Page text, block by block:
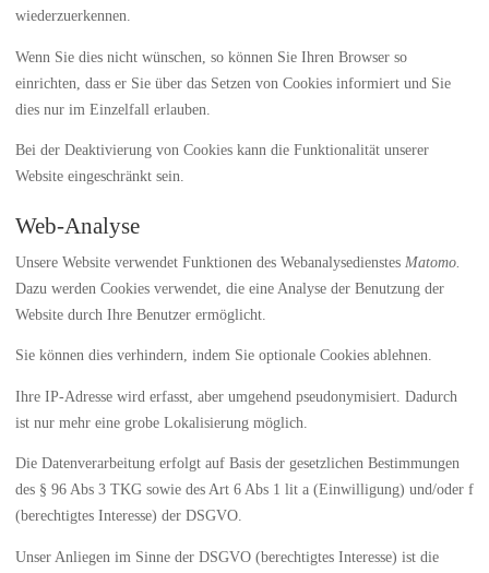
wiederzuerkennen.
Wenn Sie dies nicht wünschen, so können Sie Ihren Browser so
einrichten, dass er Sie über das Setzen von Cookies informiert und Sie
dies nur im Einzelfall erlauben.
Bei der Deaktivierung von Cookies kann die Funktionalität unserer
Website eingeschränkt sein.
Web-Analyse
Unsere Website verwendet Funktionen des WebanalysedienstesMatomo.
Dazu werden Cookies verwendet, die eine Analyse der Benutzung der
Website durch Ihre Benutzer ermöglicht.
Sie können dies verhindern, indem Sie optionale Cookies ablehnen.
Ihre IP-Adresse wird erfasst, aber umgehend pseudonymisiert. Dadurch
ist nur mehr eine grobe Lokalisierung möglich.
Die Datenverarbeitung erfolgt auf Basis der gesetzlichen Bestimmungen
des § 96 Abs 3 TKG sowie des Art 6 Abs 1 lit a (Einwilligung) und/oder f
(berechtigtes Interesse) der DSGVO.
Unser Anliegen im Sinne der DSGVO (berechtigtes Interesse) ist die